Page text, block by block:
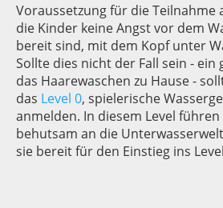
Voraussetzung für die Teilnahme
die Kinder keine Angst vor dem
bereit sind, mit dem Kopf unter
Sollte dies nicht der Fall sein -
das Haarewaschen zu Hause -
das Level 0, spielerische
anmelden. In diesem Level
behutsam an die
sie bereit für den Einstieg ins